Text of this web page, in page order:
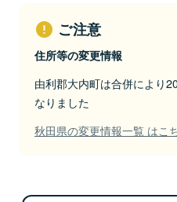
ご注意
住所等の変更情報
由利郡大内町は合併により
なりました
秋田県の変更情報一覧 はこ